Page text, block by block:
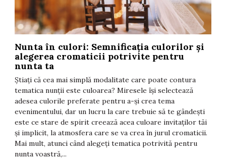
Nunta în culori: Semnificația culorilor și
alegerea cromaticii potrivite pentru
nunta ta
Știați că cea mai simplă modalitate care poate contura
tematica nunții este culoarea? Miresele își selectează
adesea culorile preferate pentru a-și crea tema
evenimentului, dar un lucru la care trebuie să te gândești
este ce stare de spirit creează acea culoare invitaților tăi
și implicit, la atmosfera care se va crea în jurul cromaticii.
Mai mult, atunci când alegeți tematica potrivită pentru
nunta voastră,...